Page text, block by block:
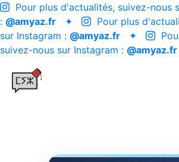
Pour plus d'actualités, suivez-nous
: @amyaz.fr ✦
Pour plus
sur Instagram : @amyaz.fr ✦
suivez-nous sur Instagram : @amyaz.fr